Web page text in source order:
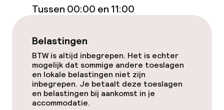
Voor toegankelijkheid
Zwemmen & wellness
Fitnessruimte / gym
Tussen 00:00 en 11:00
Belastingen
BTW is altijd inbegrepen. Het is echter
mogelijk dat sommige andere toeslagen
en lokale belastingen niet zijn
inbegrepen. Je betaalt deze toeslagen
en belastingen bij aankomst in je
accommodatie.